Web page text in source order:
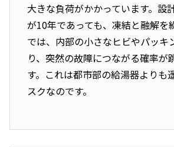
大きな負荷がかかっています。設
が10年であっても、凍結と融解を
では、内部の小さなヒビやパッキ
り、突然の故障につながる確率が
す。これは都市部の給湯器よりも
スクなのです。